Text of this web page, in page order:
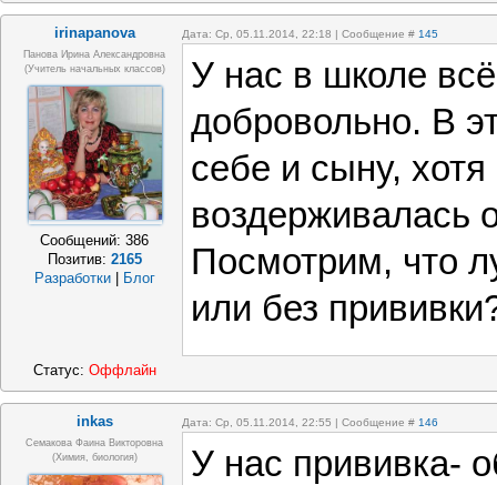
irinapanova Дата: Ср, 05.11.2014, 22:18 | Сообщение # 145
Панова Ирина Александровна
(учитель начальных классов)
Сообщений:386
Позитив: 2165
Разработки
Блог
У нас в школе
добровольно. В
себе и сыну, хотя
воздерживалась
Посмотрим, что
или без
Статус: Оффлайн
inkas Дата: Ср, 05.11.2014, 22:55 | Сообщение # 146
Семакова Фаина Викторовна
(химия, биология)
У нас прививка-